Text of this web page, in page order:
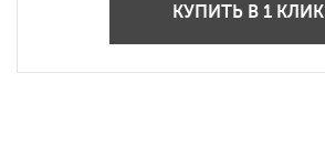
КУПИТЬ В 1 КЛИК